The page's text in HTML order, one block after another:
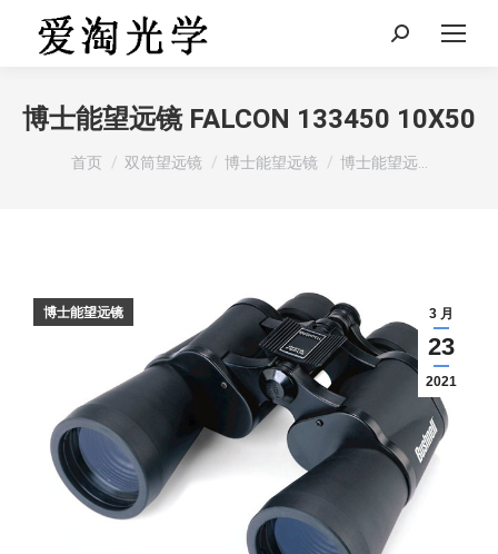
Search:
博士能望远镜 FALCON 133450 10X50
您在这里：
首页 双筒望远镜 博士能望远镜 博士能望远…
3 月
23
2021
博士能望远镜